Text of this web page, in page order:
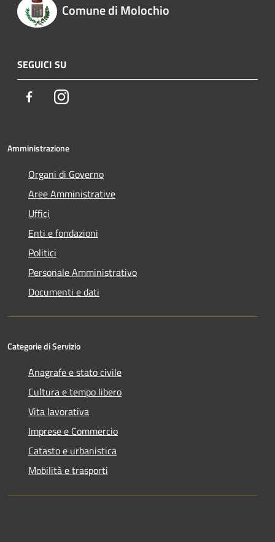
Comune di Molochio
SEGUICI SU
FacebookInstagram
Amministrazione
Organi di Governo
Aree Amministrative
Uffici
Enti e fondazioni
Politici
Personale Amministrativo
Documenti e dati
Categorie di Servizio
Anagrafe e stato civile
Cultura e tempo libero
Vita lavorativa
Imprese e Commercio
Catasto e urbanistica
Mobilità e trasporti